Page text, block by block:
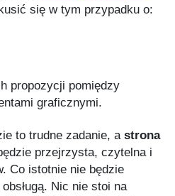
się w tym przypadku o:
propozycji pomiędzy
graficznymi.
to trudne zadanie, a strona
przejrzysta, czytelna i
Co istotnie nie będzie
Nic nie stoi na